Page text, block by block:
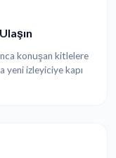
konuşan kitlelere
yeni izleyiciye kapı